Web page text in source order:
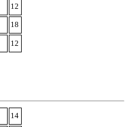
12
18
12
14